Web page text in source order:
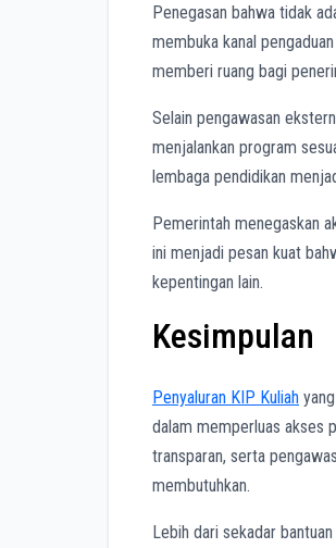
Penegasan bahwa tidak
membuka kanal
memberi ruang bagi
Selain pengawasan
menjalankan program
lembaga pendidikan
Pemerintah menegaskan
ini menjadi pesan kuat
kepentingan lain.
Kesimpulan
Penyaluran KIP Kuliah
dalam memperluas akses
transparan, serta
membutuhkan.
Lebih dari sekadar